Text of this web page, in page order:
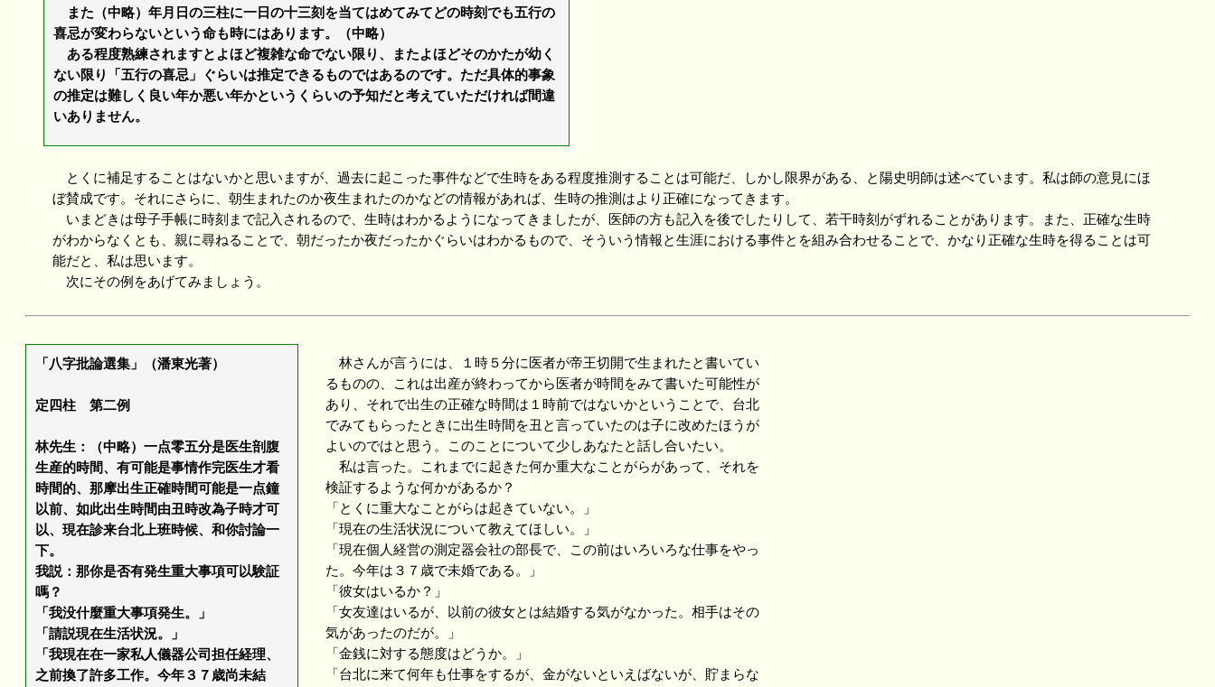
また（中略）年月日の三柱に一日の十三刻を当てはめてみてどの時刻でも五行の
喜忌が変わらないという命も時にはあります。（中略）
ある程度熟練されますとよほど複雑な命でない限り、またよほどそのかたが幼く
ない限り「五行の喜忌」ぐらいは推定できるものではあるのです。ただ具体的事象
の推定は難しく良い年か悪い年かというくらいの予知だと考えていただければ間違
いありません。
とくに補足することはないかと思いますが、過去に起こった事件などで生時をある程度推測することは可能だ、しかし限界がある、と陽史明師は述べています。私は師の意見にほ
ぼ賛成です。それにさらに、朝生まれたのか夜生まれたのかなどの情報があれば、生時の推測はより正確になってきます。
いまどきは母子手帳に時刻まで記入されるので、生時はわかるようになってきましたが、医師の方も記入を後でしたりして、若干時刻がずれることがあります。また、正確な生時
がわからなくとも、親に尋ねることで、朝だったか夜だったかぐらいはわかるもので、そういう情報と生涯における事件とを組み合わせることで、かなり正確な生時を得ることは可
能だと、私は思います。
次にその例をあげてみましょう。
「八字批論選集」（潘東光著）
定四柱 第二例
林先生：（中略）一点零五分是医生剖腹
生産的時間、有可能是事情作完医生才看
時間的、那摩出生正確時間可能是一点鐘
以前、如此出生時間由丑時改為子時才可
以、現在診来台北上班時候、和你討論一
下。
我説：那你是否有発生重大事項可以験証
嗎？
「我没什麼重大事項発生。」
「請説現在生活状況。」
「我現在在一家私人儀器公司担任経理、
之前換了許多工作。今年３７歳尚未結
林さんが言うには、１時５分に医者が帝王切開で生まれたと書いてい
るものの、これは出産が終わってから医者が時間をみて書いた可能性が
あり、それで出生の正確な時間は１時前ではないかということで、台北
でみてもらったときに出生時間を丑と言っていたのは子に改めたほうが
よいのではと思う。このことについて少しあなたと話し合いたい。
私は言った。これまでに起きた何か重大なことがらがあって、それを
検証するような何かがあるか？
「とくに重大なことがらは起きていない。」
「現在の生活状況について教えてほしい。」
「現在個人経営の測定器会社の部長で、この前はいろいろな仕事をやっ
た。今年は３７歳で未婚である。」
「彼女はいるか？」
「女友達はいるが、以前の彼女とは結婚する気がなかった。相手はその
気があったのだが。」
「金銭に対する態度はどうか。」
「台北に来て何年も仕事をするが、金がないといえばないが、貯まらな